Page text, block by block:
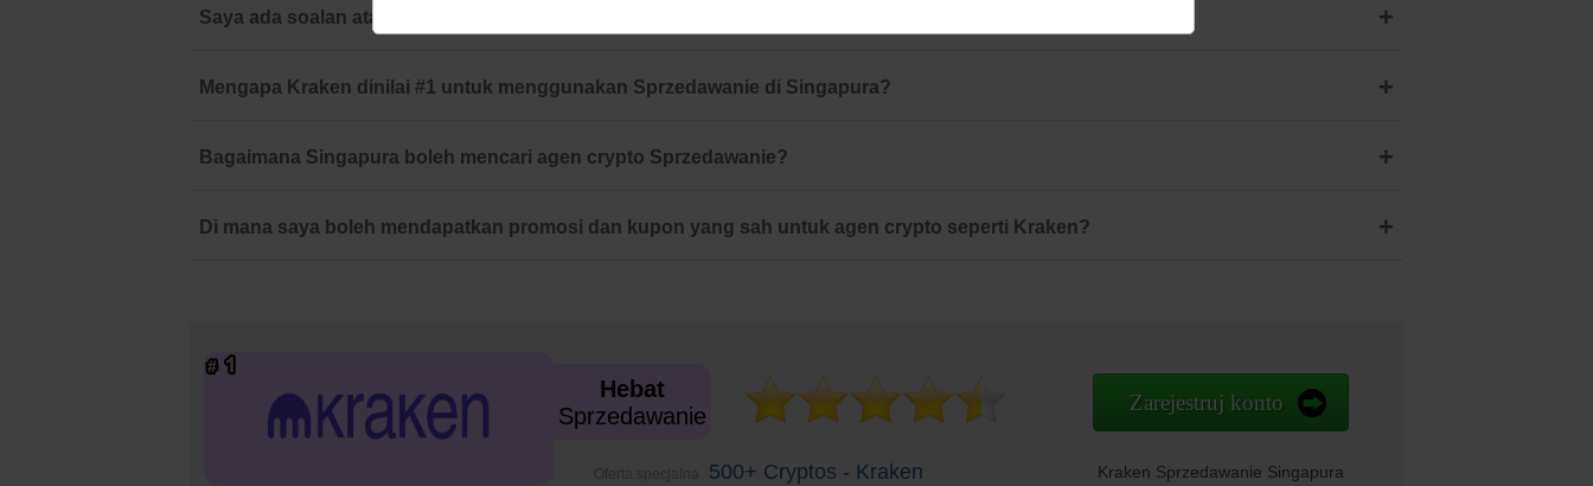
Saya ada soalan atau komen tentang penggunaan crypto di Singapura. Di mana saya boleh hantar? +
Mengapa Kraken dinilai #1 untuk menggunakan Sprzedawanie di Singapura? +
Bagaimana Singapura boleh mencari agen crypto Sprzedawanie? +
Di mana saya boleh mendapatkan promosi dan kupon yang sah untuk agen crypto seperti Kraken? +
Hebat
Sprzedawanie
Zarejestruj konto
Kraken Sprzedawanie Singapura
500+ Cryptos - Kraken